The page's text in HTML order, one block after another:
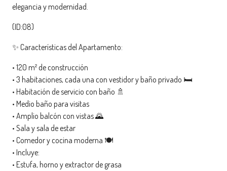
elegancia y modernidad.
(ID:08)
✨ Características del Apartamento:
• 120 m² de construcción
• 3 habitaciones, cada una con vestidor y baño privado 🛏️
• Habitación de servicio con baño 🚿
• Medio baño para visitas
• Amplio balcón con vistas 🌄
• Sala y sala de estar
• Comedor y cocina moderna 🍽️
• Incluye:
• Estufa, horno y extractor de grasa